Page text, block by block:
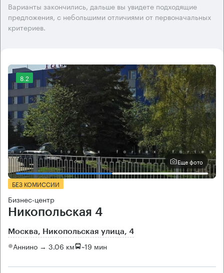
Варианты закончились, дальше вы увидете подходящие
предложения, с небольшими отличиями от первоначальных
критериев.
8.2
Еще фото
БЕЗ КОМИССИИ
Бизнес-центр
Никопольская 4
Москва, Никопольская улица, 4
Аннино → 3.06 км ~19 мин